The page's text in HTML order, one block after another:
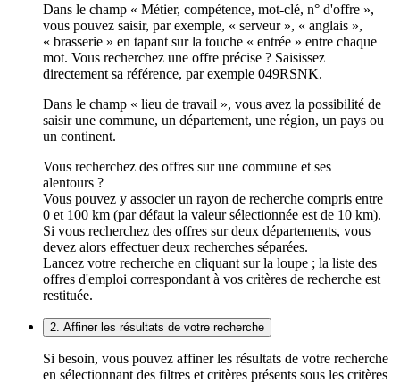
Dans le champ « Métier, compétence, mot-clé, n° d'offre »,
vous pouvez saisir, par exemple, « serveur », « anglais »,
« brasserie » en tapant sur la touche « entrée » entre chaque
mot. Vous recherchez une offre précise ? Saisissez
directement sa référence, par exemple 049RSNK.
Dans le champ « lieu de travail », vous avez la possibilité de
saisir une commune, un département, une région, un pays ou
un continent.
Vous recherchez des offres sur une commune et ses
alentours ?
Vous pouvez y associer un rayon de recherche compris entre
0 et 100 km (par défaut la valeur sélectionnée est de 10 km).
Si vous recherchez des offres sur deux départements, vous
devez alors effectuer deux recherches séparées.
Lancez votre recherche en cliquant sur la loupe ; la liste des
offres d'emploi correspondant à vos critères de recherche est
restituée.
2. Affiner les résultats de votre recherche
Si besoin, vous pouvez affiner les résultats de votre recherche
en sélectionnant des filtres et critères présents sous les critères